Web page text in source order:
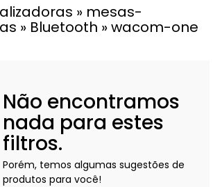
» mesas-
» Bluetooth » wacom-one
Não encontramos
nada para estes
filtros.
Porém, temos algumas sugestões de
produtos para você!